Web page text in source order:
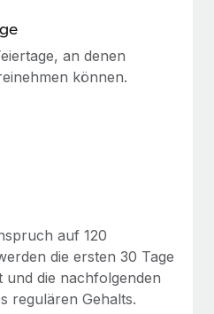
Mitarbeiter:innen
Das Gesundheits- und
hat das globale...
Management
die beste...
in 19 Ländern
an denen
können.
auf 120
die ersten 30 Tage
die nachfolgenden
regulären Gehalts.